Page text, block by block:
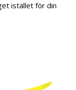
istället för din